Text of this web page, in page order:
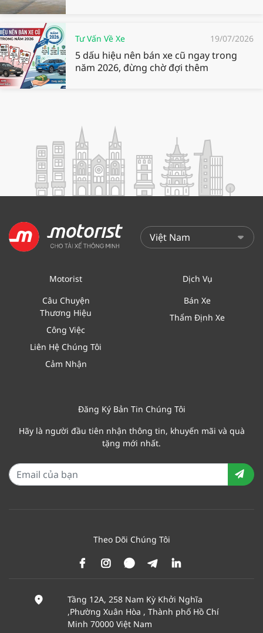
Tư Vấn Về Xe 19/07/2026
5 dấu hiệu nên bán xe cũ ngay trong
năm 2026, đừng chờ đợi thêm
Motorist
Câu Chuyện
Thương Hiệu
Công Việc
Liên Hệ Chúng Tôi
Cảm Nhận
Dịch Vụ
Bán Xe
Thẩm Định Xe
Đăng Ký Bản Tin Chúng Tôi
Hãy là người đầu tiên nhận thông tin, khuyến mãi và quà
tặng mới nhất.
Theo Dõi Chúng Tôi
Tầng 12A, 258 Nam Kỳ Khởi Nghĩa
,Phường Xuân Hòa , Thành phố Hồ Chí
Minh 70000 Việt Nam